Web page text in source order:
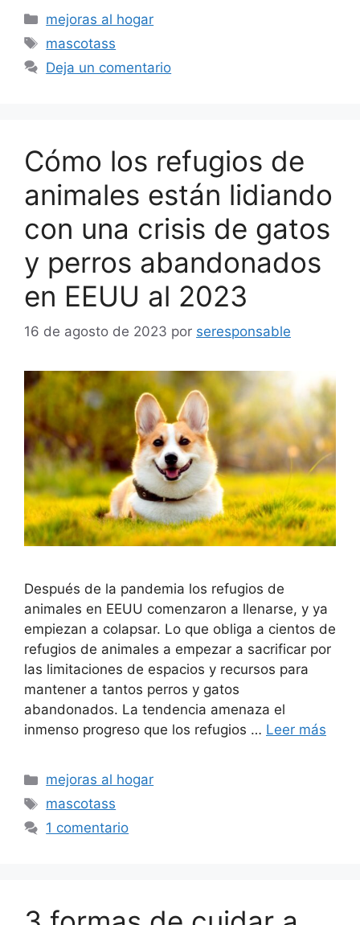
Categorías
mejoras al hogar
Etiquetas
mascotass
Deja un comentario
Cómo los refugios de
animales están lidiando
con una crisis de gatos
y perros abandonados
en EEUU al 2023
16 de agosto de 2023 por seresponsable
Después de la pandemia los refugios de
animales en EEUU comenzaron a llenarse, y ya
empiezan a colapsar. Lo que obliga a cientos de
refugios de animales a empezar a sacrificar por
las limitaciones de espacios y recursos para
mantener a tantos perros y gatos
abandonados. La tendencia amenaza el
inmenso progreso que los refugios … Leer más
Categorías
mejoras al hogar
Etiquetas
mascotass
1 comentario